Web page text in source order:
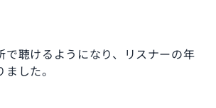
で聴けるようになり、リスナーの年
した。